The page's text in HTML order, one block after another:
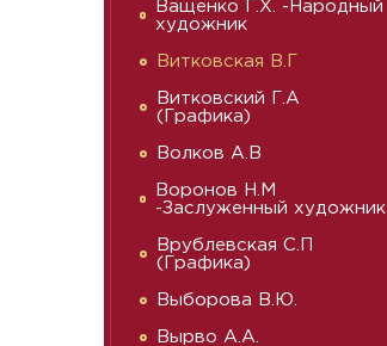
Ващенко Г.Х. -Народный
художник
Витковская В.Г
Витковский Г.А
(Графика)
Волков А.В
Воронов Н.М
-Заслуженный художник
Врублевская С.П
(Графика)
Выборова В.Ю.
Вырво А.А.